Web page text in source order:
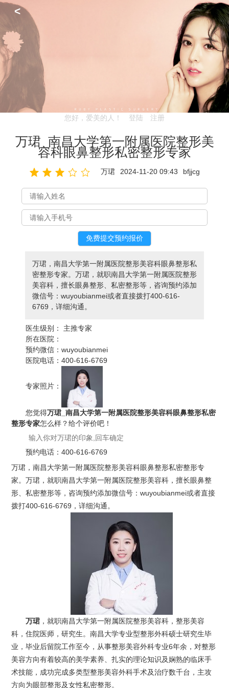
<
您好，爱美的人！ 登陆 注册
万珺_南昌大学第一附属医院整形美
容科眼鼻整形私密整形专家
万珺 2024-11-20 09:43 bfjjcg
万珺，南昌大学第一附属医院整形美容科眼鼻整形私
密整形专家。万珺，就职南昌大学第一附属医院整形
美容科，擅长眼鼻整形、私密整形等，咨询预约添加
微信号：wuyoubianmei或者直接拨打400-616-
6769，详细沟通。
医生级别：
主推专家
所在医院：
预约微信：wuyoubianmei
医院电话：400-616-6769
专家照片：
您觉得万珺_南昌大学第一附属医院整形美容科眼鼻整形私密
整形专家怎么样？给个评价吧！
预约电话：400-616-6769
万珺，南昌大学第一附属医院整形美容科眼鼻整形私密整形专
家。万珺，就职南昌大学第一附属医院整形美容科，擅长眼鼻整
形、私密整形等，咨询预约添加微信号：wuyoubianmei或者直接
拨打400-616-6769，详细沟通。
万珺 ，就职南昌大学第一附属医院整形美容科，整形美容
科，住院医师，研究生。南昌大学专业型整形外科硕士研究生毕
业，毕业后留院工作至今，从事整形美容外科专业6年余，对整形
美容方向有着较高的美学素养、扎实的理论知识及娴熟的临床手
术技能，成功完成多类型整形美容外科手术及治疗数千台，主攻
方向为眼部整形及女性私密整形。